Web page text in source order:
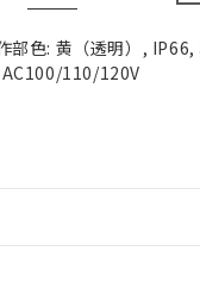
部色: 黄（透明）, IP66,
110/120V